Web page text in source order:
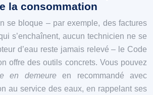
la consommation
se bloque – par exemple, des factures
s’enchaînent, aucun technicien ne se
d’eau reste jamais relevé – le Code
offre des outils concrets. Vous pouvez
en demeureen recommandé avec
au service des eaux, en rappelant ses